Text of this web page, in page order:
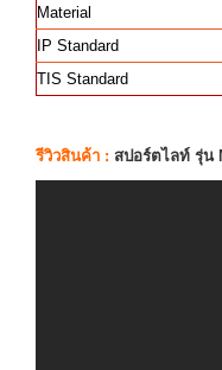
Material
IP Standard
TIS Standard
รีวิวสินค้า : สปอร์ตไลท์ รุ่น